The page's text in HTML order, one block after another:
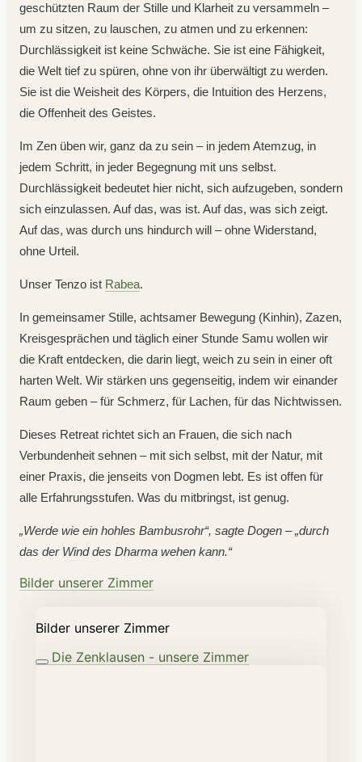
PayPal
Credit Card 2
Sepa
geschützten Raum der Stille und Klarheit zu versammeln –
um zu sitzen, zu lauschen, zu atmen und zu erkennen:
Durchlässigkeit ist keine Schwäche. Sie ist eine Fähigkeit,
die Welt tief zu spüren, ohne von ihr überwältigt zu werden.
Sie ist die Weisheit des Körpers, die Intuition des Herzens,
die Offenheit des Geistes.
Im Zen üben wir, ganz da zu sein – in jedem Atemzug, in
jedem Schritt, in jeder Begegnung mit uns selbst.
Durchlässigkeit bedeutet hier nicht, sich aufzugeben, sondern
sich einzulassen. Auf das, was ist. Auf das, was sich zeigt.
Auf das, was durch uns hindurch will – ohne Widerstand,
ohne Urteil.
Unser Tenzo ist Rabea.
In gemeinsamer Stille, achtsamer Bewegung (Kinhin), Zazen,
Kreisgesprächen und täglich einer Stunde Samu wollen wir
die Kraft entdecken, die darin liegt, weich zu sein in einer oft
harten Welt. Wir stärken uns gegenseitig, indem wir einander
Raum geben – für Schmerz, für Lachen, für das Nichtwissen.
Dieses Retreat richtet sich an Frauen, die sich nach
Verbundenheit sehnen – mit sich selbst, mit der Natur, mit
einer Praxis, die jenseits von Dogmen lebt. Es ist offen für
alle Erfahrungsstufen. Was du mitbringst, ist genug.
„Werde wie ein hohles Bambusrohr“, sagte Dogen – „durch
das der Wind des Dharma wehen kann.“
Bilder unserer Zimmer
Bilder unserer Zimmer
Die Zenklausen - unsere Zimmer